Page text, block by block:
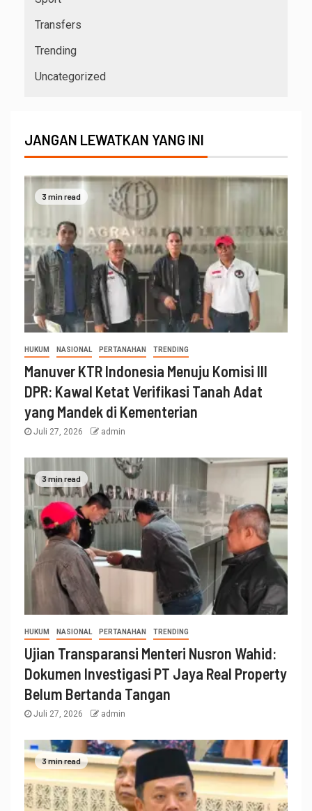
Transfers
Trending
Uncategorized
JANGAN LEWATKAN YANG INI
3 min read
HUKUM NASIONAL PERTANAHAN TRENDING
Manuver KTR Indonesia Menuju Komisi III
DPR: Kawal Ketat Verifikasi Tanah Adat
yang Mandek di Kementerian
Juli 27, 2026 admin
3 min read
HUKUM NASIONAL PERTANAHAN TRENDING
Ujian Transparansi Menteri Nusron Wahid:
Dokumen Investigasi PT Jaya Real Property
Belum Bertanda Tangan
Juli 27, 2026 admin
3 min read